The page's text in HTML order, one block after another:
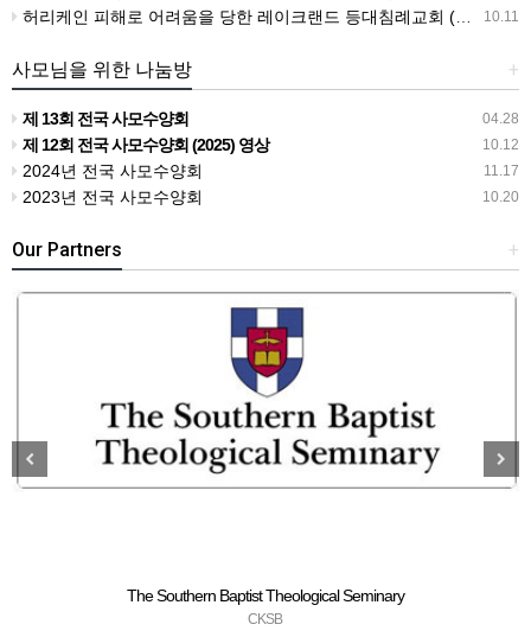
10.11
허리케인 피해로 어려움을 당한 레이크랜드 등대침례교회 (전종식목사)를 위해 기도 부탁드립니다.
+
사모님을 위한 나눔방
04.28
제 13회 전국 사모수양회
10.12
제 12회 전국 사모수양회 (2025) 영상
11.17
2024년 전국 사모수양회
10.20
2023년 전국 사모수양회
+
Our Partners
The Southern Baptist Theological Seminary
CKSB